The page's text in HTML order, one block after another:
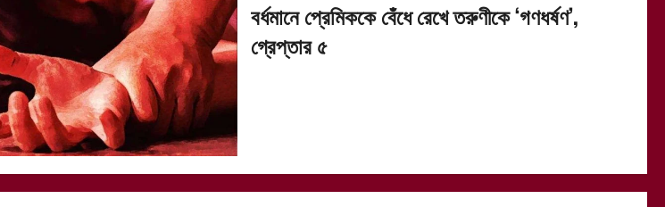
বর্ধমানে প্রেমিককে বেঁধে রেখে তরুণীকে ‘গণধর্ষণ’,
গ্রেপ্তার ৫